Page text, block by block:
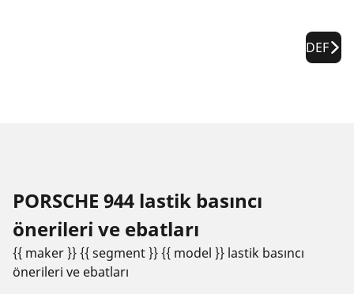
DEF
PORSCHE 944 lastik basıncı
öneri̇leri̇ ve ebatları
{{ maker }} {{ segment }} {{ model }} lastik basıncı
öneri̇leri̇ ve ebatları